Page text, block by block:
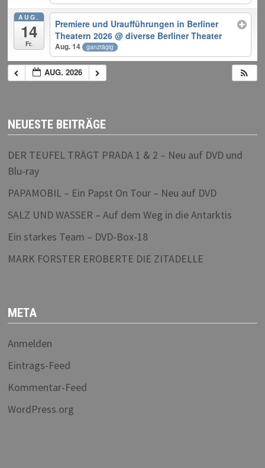
AUG.
14
Fr.
Premiere und Uraufführungen in Berliner
Theatern 2026@ diverse Berliner Theater
Aug. 14 ganztägig
AUG. 2026
NEUESTE BEITRÄGE
DER TEUFEL TRÄGT PRADA 1 & 2 – Neu auf DVD und
Blu-ray
PAPAMOBIL – Ein Papst On Tour – Neu auf DVD
SALZ UND WASSER – Auf dem Weg in die Antarktis
Ein starkes Team – DVD-Box-18
MARK FORSTER EROBERTE DIE ZITADELLE
META
Anmelden
Eintrags-Feed
Kommentar-Feed
WordPress.org